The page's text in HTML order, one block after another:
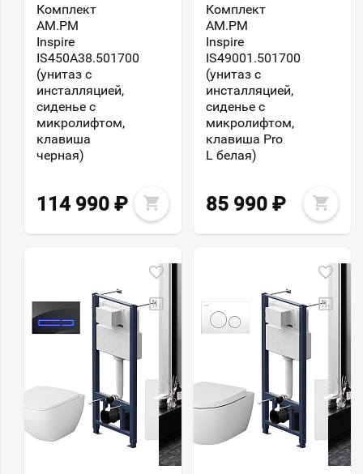
Комплект
AM.PM
Inspire
IS450A38.501700
(унитаз с
инсталляцией,
сиденье с
микролифтом,
клавиша
черная)
114 990 ₽
Комплект
AM.PM
Inspire
IS49001.501700
(унитаз с
инсталляцией,
сиденье с
микролифтом,
клавиша Pro
L белая)
85 990 ₽